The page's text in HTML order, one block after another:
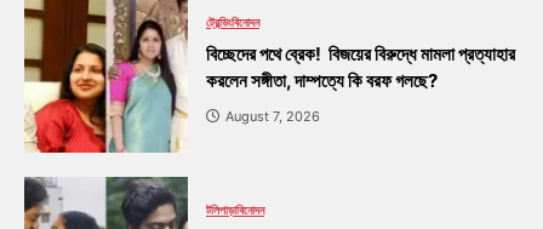
ট্রেন্ডিংবিনোদন
বিচ্ছেদের পথে ব্রেক! বিজয়ের বিরুদ্ধে মামলা প্রত্যাহার
করলেন সঙ্গীতা, দাম্পত্যে কি বরফ গলছে?
August 7, 2026
টলিপাড়াবিনোদন